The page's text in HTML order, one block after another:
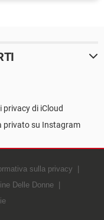
di iCloud
privato su Instagram
sulla privacy
Delle Donne